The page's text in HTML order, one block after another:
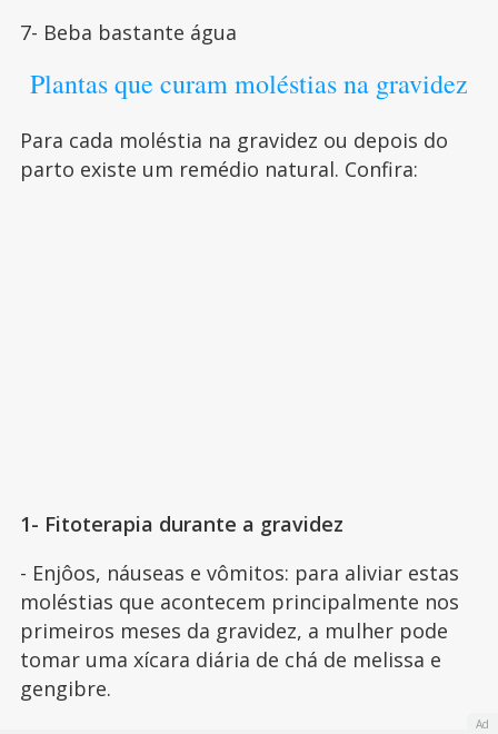
7- Beba bastante água
Plantas que curam moléstias na gravidez
Para cada moléstia na gravidez ou depois do
parto existe um remédio natural. Confira:
1- Fitoterapia durante a gravidez
- Enjôos, náuseas e vômitos: para aliviar estas
moléstias que acontecem principalmente nos
primeiros meses da gravidez, a mulher pode
tomar uma xícara diária de chá de melissa e
gengibre.
Ad